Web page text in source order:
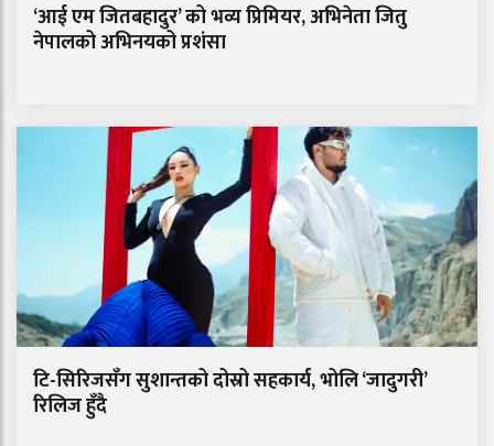
‘आई एम जितबहादुर’ को भव्य प्रिमियर, अभिनेता जितु
नेपालको अभिनयको प्रशंसा
टि-सिरिजसँग सुशान्तको दोस्रो सहकार्य, भोलि ‘जादुगरी’
रिलिज हुँदै